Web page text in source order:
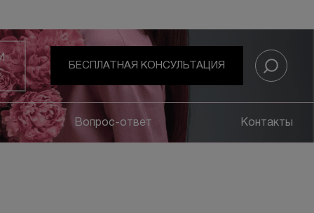
БЕСПЛАТНАЯ КОНСУЛЬТАЦИЯ
Вопрос-ответ Контакты